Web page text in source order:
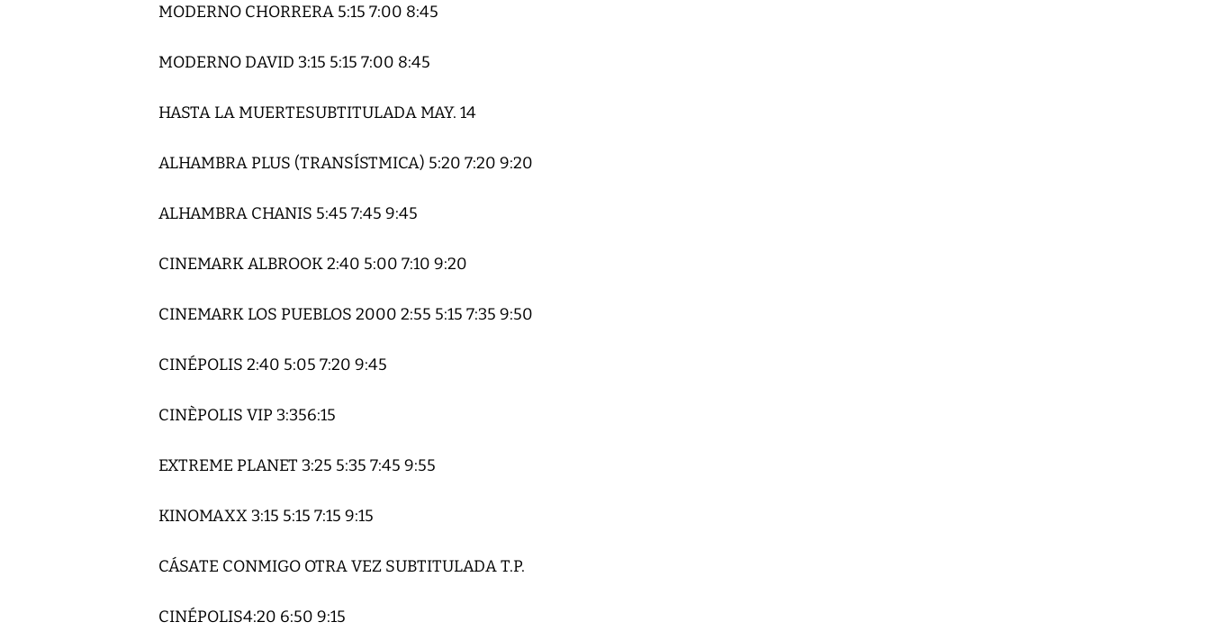
MODERNO CHORRERA 5:15 7:00 8:45
MODERNO DAVID 3:15 5:15 7:00 8:45
HASTA LA MUERTESUBTITULADA MAY. 14
ALHAMBRA PLUS (TRANSÍSTMICA) 5:20 7:20 9:20
ALHAMBRA CHANIS 5:45 7:45 9:45
CINEMARK ALBROOK 2:40 5:00 7:10 9:20
CINEMARK LOS PUEBLOS 2000 2:55 5:15 7:35 9:50
CINÉPOLIS 2:40 5:05 7:20 9:45
CINÈPOLIS VIP 3:356:15
EXTREME PLANET 3:25 5:35 7:45 9:55
KINOMAXX 3:15 5:15 7:15 9:15
CÁSATE CONMIGO OTRA VEZ SUBTITULADA T.P.
CINÉPOLIS4:20 6:50 9:15